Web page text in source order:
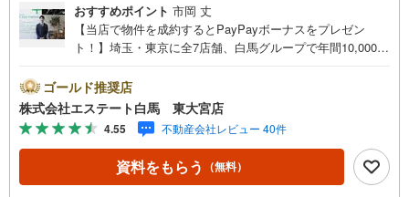
おすすめポイント 市岡 丈
【当店で物件を成約するとPayPayボーナスをプレゼン
ト！】埼玉・東京に全7店舗、白馬グループで年間10,000人
築・リフォーム・資金計画のプロが、より良いご提案をい
たします。～人気のリモート見学・リモート相談サービス
～・小さいお子様や家事で外出できない、天気が悪く外出
したくない時・LINEやZOOMなど無料のアプリですぐにご
利用いただけます・リモート見学はスタッフがご興味ある
物件の現地から映像をお届けします・写真では伝わりにく
ゴールド推奨店
株式会社エステート白馬 東大宮店
4.55 不動産会社レビュー 40件
資料をもらう （無料）